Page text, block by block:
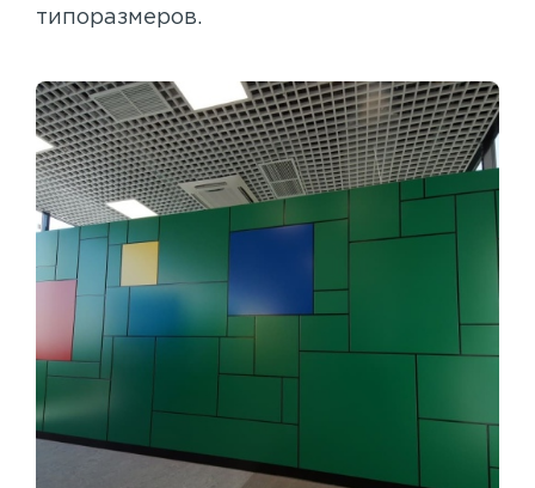
типоразмеров.